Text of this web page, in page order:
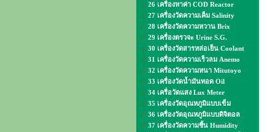
26 เครื่องหาค่า COD Reactor
27 เครื่องวัดความเค็ม Salinity
28 เครื่องวัดความหวาน Brix
29 เครื่องตรวจะ Urine S.G.
30 เครื่องวัดสารหล่อเย็น Coolant
31 เครื่องวัดความเร็วลม Anemo
32 เครื่องวัดความหนา Mitutoyo
33 เครื่องวัดน้ำมันทอด Oil
34 เครื่อวัดแสง Lux Meter
35 เครื่องวัดอุณหภูมิแบบเข็ม
36 เครื่องวัดอุณหภูมิแบบดิจิตอล
37 เครื่องวัดความชื้น Humidity